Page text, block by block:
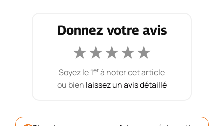
Donnez votre avis
★★★★★
Soyez le 1erà noter cet article
ou bien laissez un avis détaillé